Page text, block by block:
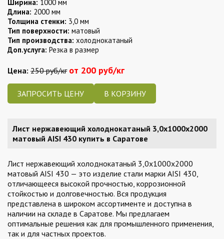
Ширина: 1000 мм
Длина: 2000 мм
Толщина стенки: 3,0 мм
Тип поверхности: матовый
Тип производства: холоднокатаный
Доп.услуга: Резка в размер
Цена: 250 руб/кг от 200 руб/кг
ЗАПРОСИТЬ ЦЕНУ
Лист нержавеющий холоднокатаный 3,0х1000х2000
матовый AISI 430 купить в Саратове
Лист нержавеющий холоднокатаный 3,0х1000х2000
матовый AISI 430 — это изделие стали марки AISI 430,
отличающееся высокой прочностью, коррозионной
стойкостью и долговечностью. Вся продукция
представлена в широком ассортименте и доступна в
наличии на складе в Саратове. Мы предлагаем
оптимальные решения как для промышленного применения,
так и для частных проектов.